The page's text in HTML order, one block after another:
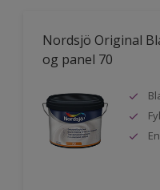
Nordsjö Original
og panel 70